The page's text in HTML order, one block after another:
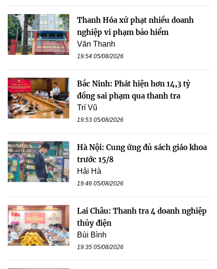
Thanh Hóa xử phạt nhiều doanh
nghiệp vi phạm bảo hiểm
Văn Thanh
19:54 05/08/2026
Bắc Ninh: Phát hiện hơn 14,3 tỷ
đồng sai phạm qua thanh tra
Trí Vũ
19:53 05/08/2026
Hà Nội: Cung ứng đủ sách giáo khoa
trước 15/8
Hải Hà
19:46 05/08/2026
Lai Châu: Thanh tra 4 doanh nghiệp
thủy điện
Bùi Bình
19:35 05/08/2026